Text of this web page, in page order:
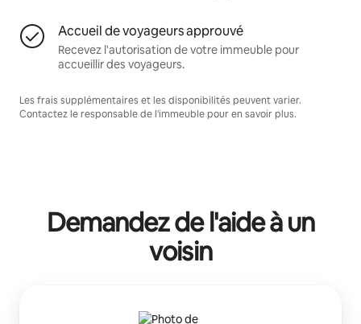
Accueil de voyageurs approuvé
Recevez l'autorisation de votre immeuble pour
accueillir des voyageurs.
Les frais supplémentaires et les disponibilités peuvent varier.
Contactez le responsable de l'immeuble pour en savoir plus.
Demandez de l'aide à un
voisin